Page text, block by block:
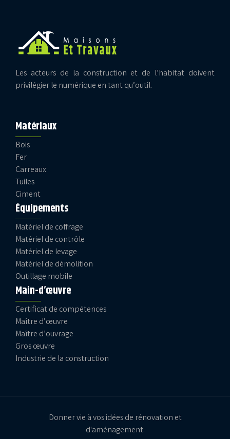
Les acteurs de la construction et de l’habitat doivent
privilégier le numérique en tant qu’outil.
Matériaux
Bois
Fer
Carreaux
Tuiles
Ciment
Équipements
Matériel de coffrage
Matériel de contrôle
Matériel de levage
Matériel de démolition
Outillage mobile
Main-d’œuvre
Certificat de compétences
Maître d’œuvre
Maître d’ouvrage
Gros œuvre
Industrie de la construction
Donner vie à vos idées de rénovation et
d'aménagement.